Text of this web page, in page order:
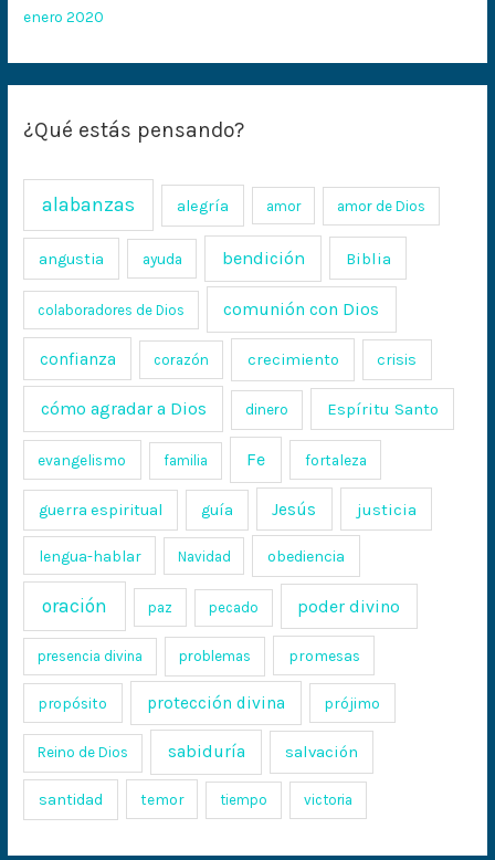
enero 2020
¿Qué estás pensando?
alabanzas alegría amor amor de Dios
angustia ayuda bendición Biblia
colaboradores de Dios comunión con Dios
confianza corazón crecimiento crisis
cómo agradar a Dios dinero Espíritu Santo
evangelismo familia Fe fortaleza
guerra espiritual guía Jesús justicia
lengua-hablar Navidad obediencia
oración paz pecado poder divino
presencia divina problemas promesas
propósito protección divina prójimo
Reino de Dios sabiduría salvación
santidad temor tiempo victoria